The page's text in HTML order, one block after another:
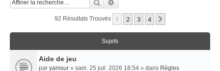
Rechercher
92 Résultats Trouvés 1 2 3 4
Sujets
Aide de jeu
par yamsur » sam. 25 juil. 2026 18:54 » dans Règles